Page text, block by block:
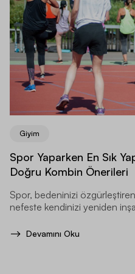
Giyim
Spor Yaparken En Sık
Doğru Kombin Önerileri
Spor, bedeninizi
nefeste kendinizi yeniden inşa
Devamını Oku